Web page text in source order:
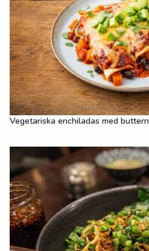
Vegetariska enchiladas med